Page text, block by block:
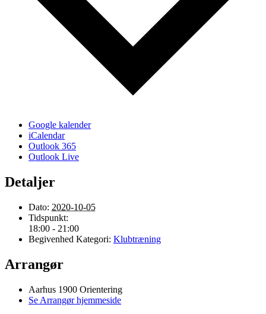
Google kalender
iCalendar
Outlook 365
Outlook Live
Detaljer
Dato: 2020-10-05
Tidspunkt:
18:00 - 21:00
Begivenhed Kategori: Klubtræning
Arrangør
Aarhus 1900 Orientering
Se Arrangør hjemmeside